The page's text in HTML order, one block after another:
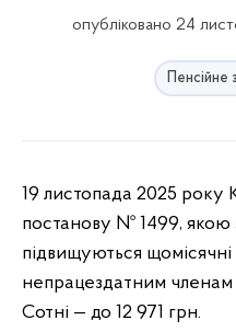
опубліковано 24
Пенсійне
19 листопада 2025 року
постанову № 1499, якою
підвищуються
непрацездатним членам
Сотні — до 12 971 грн.